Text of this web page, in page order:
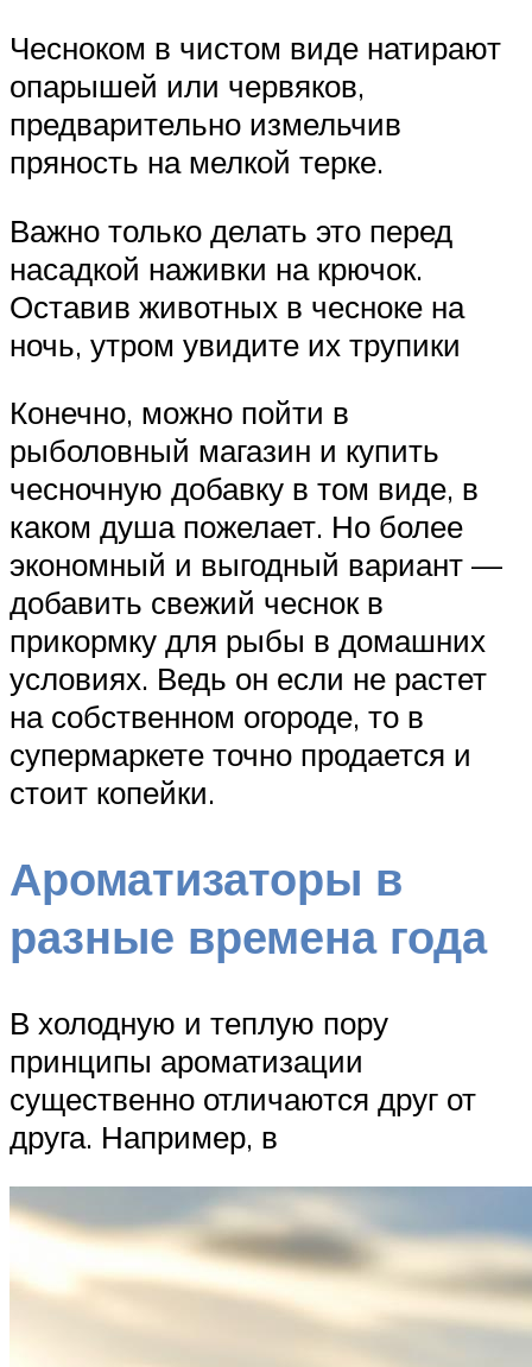
Чесноком в чистом виде натирают
опарышей или червяков,
предварительно измельчив
пряность на мелкой терке.
Важно только делать это перед
насадкой наживки на крючок.
Оставив животных в чесноке на
ночь, утром увидите их трупики
Конечно, можно пойти в
рыболовный магазин и купить
чесночную добавку в том виде, в
каком душа пожелает. Но более
экономный и выгодный вариант —
добавить свежий чеснок в
прикормку для рыбы в домашних
условиях. Ведь он если не растет
на собственном огороде, то в
супермаркете точно продается и
стоит копейки.
Ароматизаторы в
разные времена года
В холодную и теплую пору
принципы ароматизации
существенно отличаются друг от
друга. Например, в